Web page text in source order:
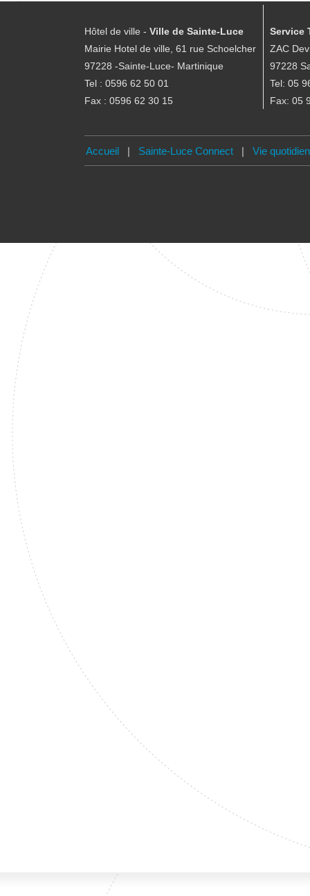
Hôtel de ville - Ville de Sainte-Luce
Mairie Hotel de ville, 61 rue Schoelcher
97228 -Sainte-Luce- Martinique
Tel : 0596 62 50 01
Fax : 0596 62 30 15
Service
ZAC
97228
Tel: 05
Fax: 05
Accueil| Sainte-Luce Connect| Vie